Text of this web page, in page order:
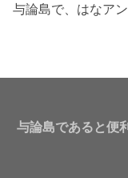
与論島で、はなア
与論島であると便